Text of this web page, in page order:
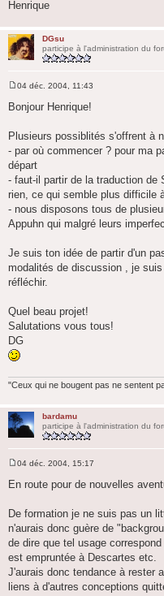
Henrique
DGsu
participe à l'administration du
s
g
e
04 déc. 2004, 11:43
Bonjour Henrique!
Plusieurs possiblités s'offrent à
- par où commencer ? pour ma
départ
- faut-il partir de la traduction de
rien, ce qui semble plus difficile
- nous disposons tous de
Appuhn qui malgré leurs
Je suis ton idée de partir d'un
modalités de discussion , je
réfléchir.
Quel beau projet!
Salutations vous tous!
DG
"Ceux qui ne bougent pas ne sentent
bardamu
participe à l'administration du
s
g
e
04 déc. 2004, 15:17
En route pour de nouvelles
De formation je ne suis pas un
n'aurais donc guère de
de dire que tel usage
est empruntée à Descartes etc.
J'aurais donc tendance à rester
liens à d'autres conceptions